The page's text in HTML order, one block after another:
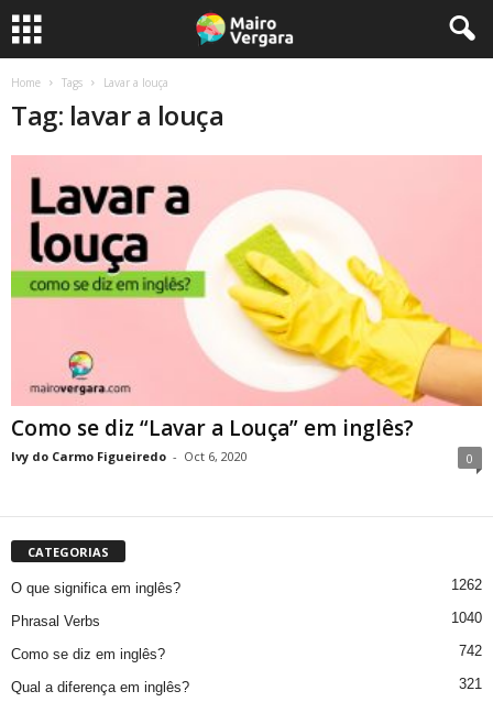
Home Tags Lavar a louça
Tag: lavar a louça
Como se diz “Lavar a Louça” em inglês?
Ivy do Carmo Figueiredo - Oct 6, 2020 0
CATEGORIAS
O que significa em inglês? 1262
Phrasal Verbs 1040
Como se diz em inglês? 742
Qual a diferença em inglês? 321